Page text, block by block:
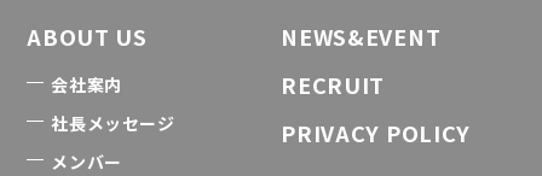
ABOUT US
会社案内
社長メッセージ
メンバー
NEWS&EVENT
RECRUIT
PRIVACY POLICY